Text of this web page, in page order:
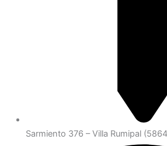
Sarmiento 376 – Villa Rumipal